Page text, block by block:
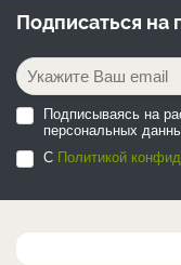
Подписаться на
Подписываясь на
персональных
С Политикой